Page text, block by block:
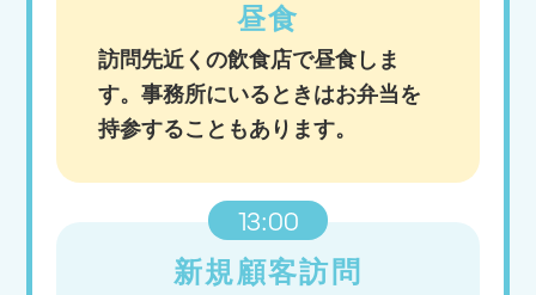
昼食
訪問先近くの飲食店で昼食しま
す。事務所にいるときはお弁当を
持参することもあります。
13:00
新規顧客訪問